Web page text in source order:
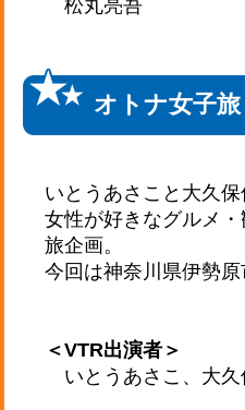
松丸亮吾
オトナ女子
いとうあさこと大久
女性が好きなグルメ
旅企画。
今回は神奈川県伊勢原
＜VTR出演者＞
いとうあさこ、大久